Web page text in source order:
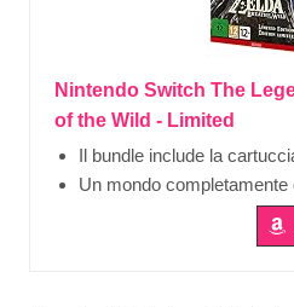
Nintendo Switch The
of the Wild - Limited
Il bundle include la
Un mondo